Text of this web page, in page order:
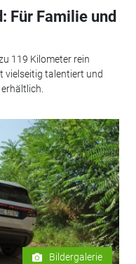
Für Familie und
119 Kilometer rein
vielseitig talentiert und
Bildergalerie